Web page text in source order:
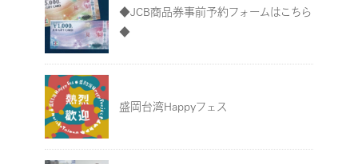
◆JCB商品券事前予約フォームはこちら
◆
盛岡台湾Happyフェス